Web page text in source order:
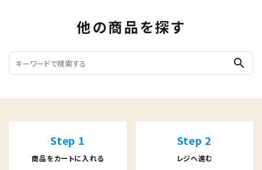
他の商品を探す
search
Step 1
商品をカートに入れる
Step 2
レジへ進む